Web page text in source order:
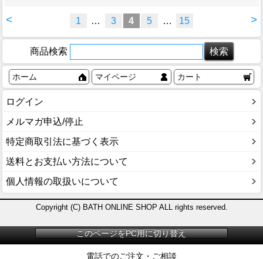
< >
1 … 3 4 5 … 15
商品検索
ホーム マイページ カート
ログイン
メルマガ申込/停止
特定商取引法に基づく表示
送料とお支払い方法について
個人情報の取扱いについて
Copyright (C) BATH ONLINE SHOP ALL rights reserved.
電話でのご注文・ご相談
このページをPC用に切り替え